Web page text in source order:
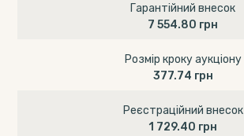
Гарантійний внесок
7 554.80 грн
Розмір кроку аукціону
377.74 грн
Реєстраційний внесок
1 729.40 грн